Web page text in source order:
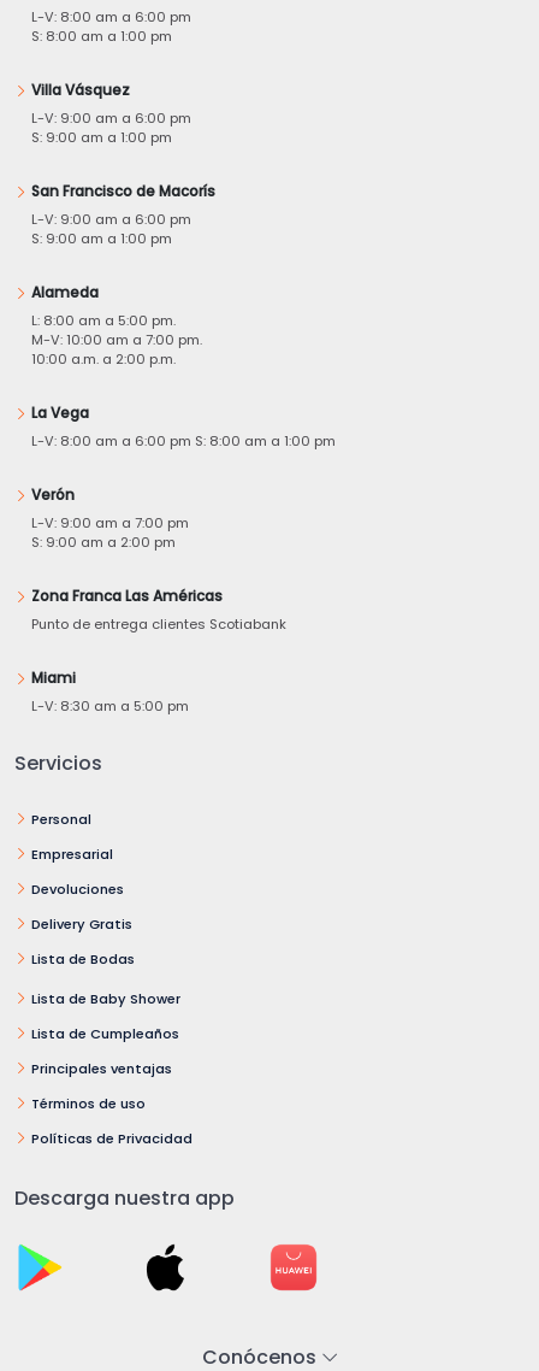
L-V: 8:00 am a 6:00 pm
S: 8:00 am a 1:00 pm
Villa Vásquez
L-V: 9:00 am a 6:00 pm
S: 9:00 am a 1:00 pm
San Francisco de Macorís
L-V: 9:00 am a 6:00 pm
S: 9:00 am a 1:00 pm
Alameda
L: 8:00 am a 5:00 pm.
M-V: 10:00 am a 7:00 pm.
10:00 a.m. a 2:00 p.m.
La Vega
L-V: 8:00 am a 6:00 pm S: 8:00 am a 1:00 pm
Verón
L-V: 9:00 am a 7:00 pm
S: 9:00 am a 2:00 pm
Zona Franca Las Américas
Punto de entrega clientes Scotiabank
Miami
L-V: 8:30 am a 5:00 pm
Servicios
Personal
Empresarial
Devoluciones
Delivery Gratis
Lista de Bodas
Lista de Baby Shower
Lista de Cumpleaños
Principales ventajas
Términos de uso
Políticas de Privacidad
Descarga nuestra app
Conócenos